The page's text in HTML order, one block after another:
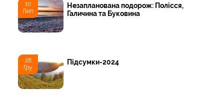
10
Лип
Незапланована подорож: Полісся,
Галичина та Буковина
28
Гру
Підсумки-2024